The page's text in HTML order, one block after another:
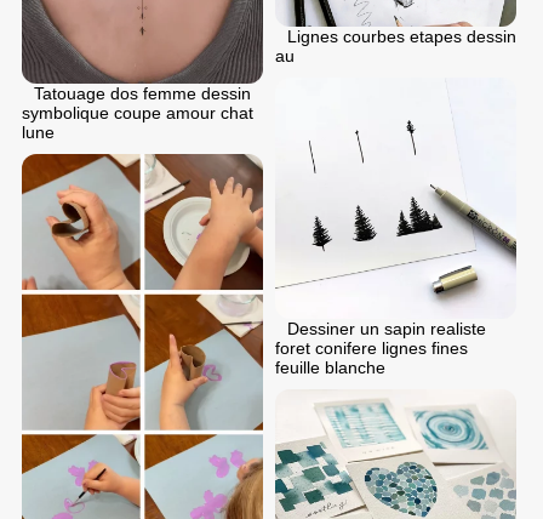
Tatouage dos femme dessin
symbolique coupe amour chat
lune
Lignes courbes etapes dessin
au
Dessiner un sapin realiste
foret conifere lignes fines
feuille blanche